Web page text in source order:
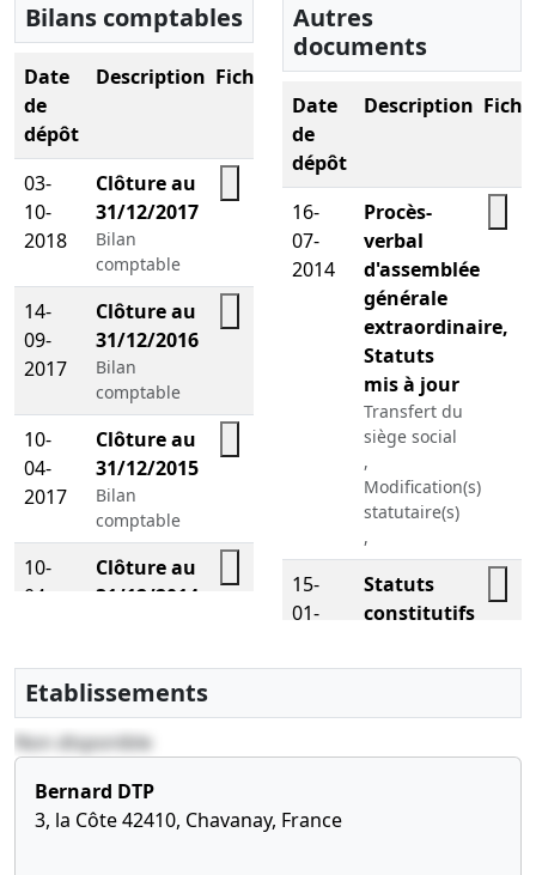
Bilans comptables
Date
de
dépôt
Description Fichier
03-
10-
2018
Clôture au
31/12/2017
Bilan
comptable
14-
09-
2017
Clôture au
31/12/2016
Bilan
comptable
10-
04-
2017
Clôture au
31/12/2015
Bilan
comptable
10-
04-
Clôture au
31/12/2014
Autres
documents
Date
de
dépôt
Description
16-
07-
2014
Procès-
verbal
d'assemblée
générale
extraordinaire,
Statuts
mis à jour
Transfert du
siège social
,
Modification(s)
statutaire(s)
,
15-
01-
Statuts
constitutifs
Etablissements
Non disponible
Bernard DTP
3, la Côte 42410, Chavanay, France